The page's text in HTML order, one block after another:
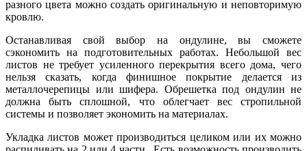
разного цвета можно создать оригинальную и неповторимую
кровлю.
Останавливая свой выбор на ондулине, вы сможете
сэкономить на подготовительных работах. Небольшой вес
листов не требует усиленного перекрытия всего дома, чего
нельзя сказать, когда финишное покрытие делается из
металлочерепицы или шифера. Обрешетка под ондулин не
должна быть сплошной, что облегчает вес стропильной
системы и позволяет экономить на материалах.
Укладка листов может производиться целиком или их можно